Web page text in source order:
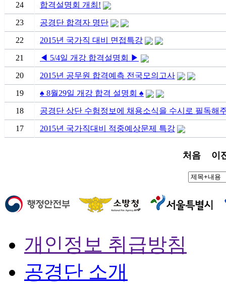
24 합격설명회 개최!
23 공경단 합격자 명단
22 2015년 국가직 대비 면접특강
21 ◀ 5/4일 개강 합격설명회 ▶
20 2015년 공무원 합격예측 전국모의고사
19 ♠ 8월29일 개강 합격 설명회 ♠
18 공경단 상단 수험정보에 채용소식을 수시로 필독해
17 2015년 국가직대비 적중예상문제 특강
처음 이
개인정보 취급방침
공경단 소개